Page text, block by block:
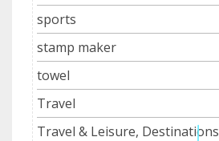
sports
stamp maker
towel
Travel
Travel & Leisure, Destinations